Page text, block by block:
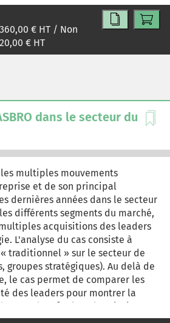
mais qui paraît bien fragile face
nouveaux entrants sur le marché
français). Il va falloir revoir
clés du modèle
- Migrer vers d'autres canaux de
chaînes spécialisées). -
étrangers (européens voire
un réseau de franchise
- Agir comme sous-
couturiers, voire prendre une
une entreprise qui fabrique
360,00 € HT / Non
€ HT
dans le secteur du
multiples mouvements
et de son principal
dernières années dans le secteur
différents segments du marché,
acquisitions des leaders
L'analyse du cas consiste à
traditionnel » sur le secteur de
groupes stratégiques). Au delà de
le cas permet de comparer les
des leaders pour montrer la
Mattel. Enfin, l'analyse insiste sur
spécifiques de ces firmes en